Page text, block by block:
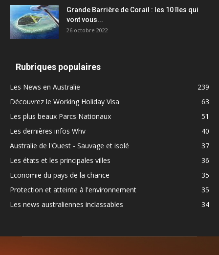
Grande Barrière de Corail : les 10 îles qui
vont vous...
26 octobre 2022
Rubriques populaires
Les News en Australie
239
Découvrez le Working Holiday Visa
63
Les plus beaux Parcs Nationaux
51
Les dernières infos Whv
40
Australie de l'Ouest - Sauvage et isolé
37
Les états et les principales villes
36
Economie du pays de la chance
35
Protection et atteinte à l'environnement
35
Les news australiennes inclassables
34